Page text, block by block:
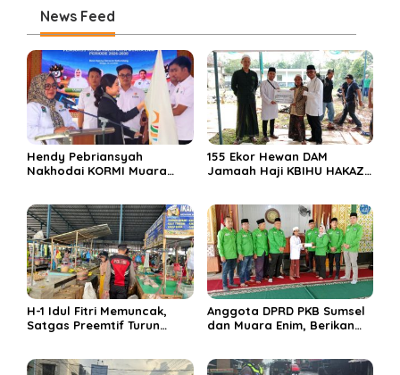
News Feed
Hendy Pebriansyah
Nakhodai KORMI Muara
155 Ekor Hewan DAM
Jamaah Haji KBIHU HAKAZA
H-1 Idul Fitri Memuncak,
Satgas Preemtif Turun
Anggota DPRD PKB Sumsel
dan Muara Enim, Berikan